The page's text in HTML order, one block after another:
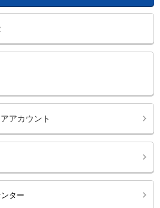
アカウント
ター